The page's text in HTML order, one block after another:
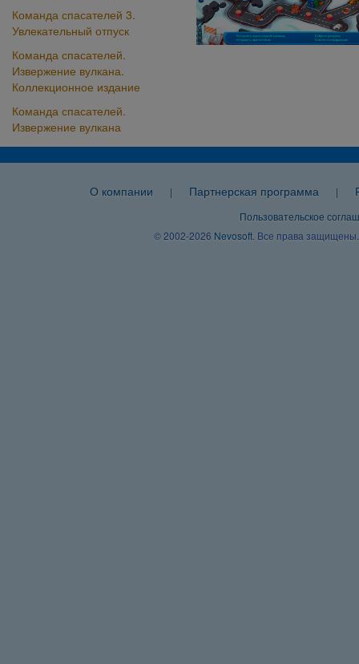
Команда спасателей 3.
Увлекательный отпуск
Команда спасателей.
Извержение вулкана.
Коллекционное издание
Команда спасателей.
Извержение вулкана
О компании | Партнерская программа |
Пользовательское
© 2002-2026 Nevosoft . Все права защищены